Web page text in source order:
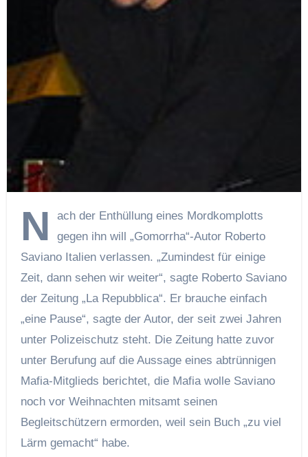
N
ach der Enthüllung eines Mordkomplotts
gegen ihn will „Gomorrha“-Autor Roberto
Saviano Italien verlassen. „Zumindest für einige
Zeit, dann sehen wir weiter“, sagte Roberto Saviano
der Zeitung „La Repubblica“. Er brauche einfach
„eine Pause“, sagte der Autor, der seit zwei Jahren
unter Polizeischutz steht. Die Zeitung hatte zuvor
unter Berufung auf die Aussage eines abtrünnigen
Mafia-Mitglieds berichtet, die Mafia wolle Saviano
noch vor Weihnachten mitsamt seinen
Begleitschützern ermorden, weil sein Buch „zu viel
Lärm gemacht“ habe.